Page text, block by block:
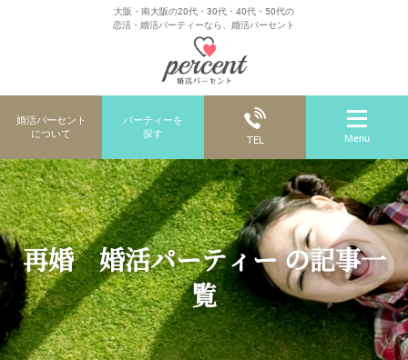
大阪・南大阪の20代・30代・40代・50代の
恋活・婚活パーティーなら、婚活パーセント
婚活パーセント
について
パーティーを
探す
TEL Menu
再婚 婚活パーティー の記事一
覧